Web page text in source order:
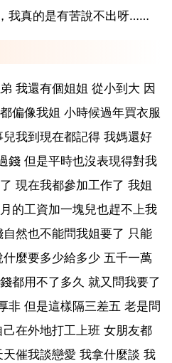
我真的是有苦說不出呀……
我還有個姐姐 從小到大 因
偏像我姐 小時候過年買衣服
我到現在都記得 我媽還好
錢 但是平時也沒表現得對我
現在我都參加工作了 我姐
的工資加一塊兒也趕不上我
然也不能問我姐要了 只能
麼要多少給多少 五千一萬
都用不了多久 就又問我要了
非 但是這樣隔三差五 老是問
在外地打工上班 女朋友都
催我談戀愛 我拿什麼談 我